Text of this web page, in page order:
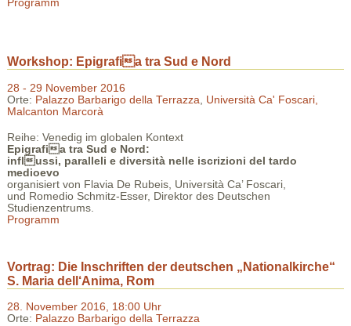
Programm
Workshop: Epigrafia tra Sud e Nord
28 - 29 November 2016
Orte: Palazzo Barbarigo della Terrazza, Università Ca' Foscari,
Malcanton Marcorà
Reihe: Venedig im globalen Kontext
Epigrafia tra Sud e Nord:
influssi, paralleli e diversità nelle iscrizioni del tardo
medioevo
organisiert von Flavia De Rubeis, Università Ca’ Foscari,
und Romedio Schmitz-Esser, Direktor des Deutschen
Studienzentrums.
Programm
Vortrag: Die Inschriften der deutschen „Nationalkirche“
S. Maria dell‘Anima, Rom
28. November 2016, 18:00 Uhr
Orte: Palazzo Barbarigo della Terrazza